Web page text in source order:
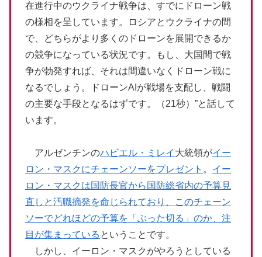
在進行中のウクライナ戦争は、すでにドローン戦
の様相を呈しています。ロシアとウクライナの間
で、どちらがより多くのドローンを展開できるか
の競争になっている状況です。もし、大国間で戦
争が勃発すれば、それは間違いなくドローン戦に
なるでしょう。ドローンAIが戦場を支配し、戦闘
の主要な手段となるはずです。（21秒）”と話して
います。
アルゼンチンのハビエル・ミレイ 大統領がイー
ロン・マスクにチェーンソーをプレゼント 。 イー
ロン・マスクは国防長官から国防総省内の予算見
直しと汚職摘発を命じられており、このチェーン
ソーでどれほどの予算を「ぶった切る」のか、注
目が集まっている ということです。
しかし、イーロン・マスクがやろうとしている